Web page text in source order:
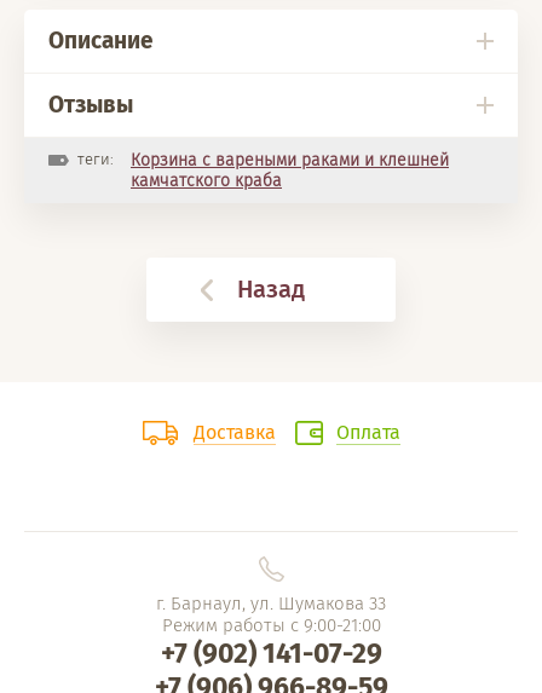
Описание
Отзывы
теги:
Корзина с вареными раками и клешней
камчатского краба
Назад
Доставка Оплата
г. Барнаул, ул. Шумакова 33
Режим работы с 9:00-21:00
+7 (902) 141-07-29